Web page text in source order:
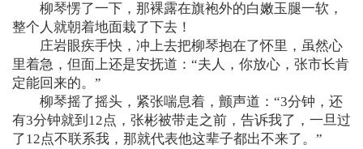
柳琴愣了一下，那裸露在旗袍外的白嫩玉腿一软，
整个人就朝着地面栽了下去！
庄岩眼疾手快，冲上去把柳琴抱在了怀里，虽然心
里着急，但面上还是安抚道：“夫人，你放心，张市长肯
定能回来的。”
柳琴摇了摇头，紧张喘息着，颤声道：“3分钟，还
有3分钟就到12点，张彬被带走之前，告诉我了，一旦过
了12点不联系我，那就代表他这辈子都出不来了。”